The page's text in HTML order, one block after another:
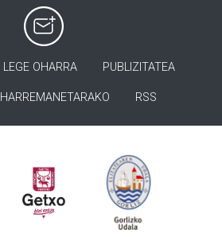
LEGE OHARRA PUBLIZITATEA
HARREMANETARAKO RSS